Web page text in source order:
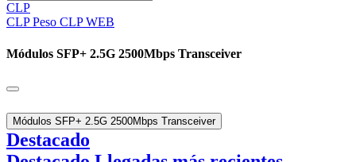
CLP
CLP Peso CLP WEB
Módulos SFP+ 2.5G 2500Mbps Transceiver
Módulos SFP+ 2.5G 2500Mbps Transceiver
Destacado